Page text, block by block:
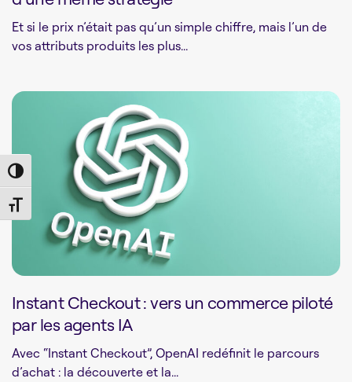
Toggle High Contrast
Toggle Font size
Et si le prix n’était pas qu’un simple chiffre, mais l’un de
vos attributs produits les plus...
Instant Checkout : vers un commerce piloté
par les agents IA
Avec “Instant Checkout”, OpenAI redéfinit le parcours
d’achat : la découverte et la...